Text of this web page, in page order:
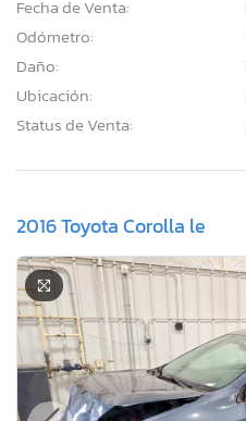
Fecha de Venta:
Odómetro:
Daño:
Ubicación:
Status de Venta:
2016 Toyota Corolla le